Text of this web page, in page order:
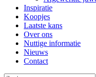
Inspiratie
Koopjes
Laatste kans
Over ons
Nuttige informatie
Nieuws
Contact